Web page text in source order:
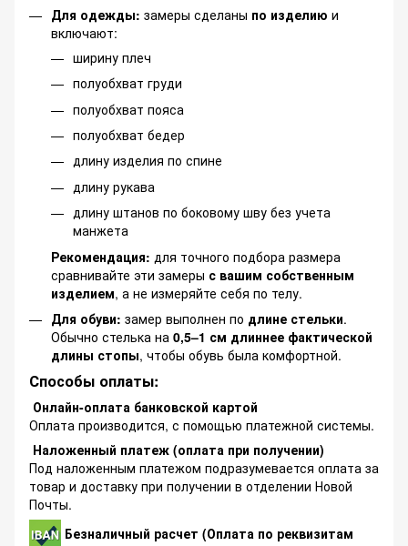
Для одежды: замеры сделаны по изделию и
включают:
ширину плеч
полуобхват груди
полуобхват пояса
полуобхват бедер
длину изделия по спине
длину рукава
длину штанов по боковому шву без учета
манжета
Рекомендация: для точного подбора размера
сравнивайте эти замеры с вашим собственным
изделием, а не измеряйте себя по телу.
Для обуви: замер выполнен по длине стельки.
Обычно стелька на 0,5–1 см длиннее фактической
длины стопы, чтобы обувь была комфортной.
Способы оплаты:
Онлайн-оплата банковской картой
Оплата производится, с помощью платежной системы.
Наложенный платеж (оплата при получении)
Под наложенным платежом подразумевается оплата за
товар и доставку при получении в отделении Новой
Почты.
Безналичный расчет (Оплата по реквизитам